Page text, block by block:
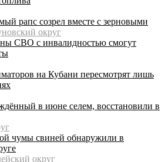
рапс созрел вместе с зерновыми
округ
СВО с инвалидностью смогут
на Кубани пересмотрят лишь
в июне селем, восстановили в
чумы свиней обнаружили в
округ